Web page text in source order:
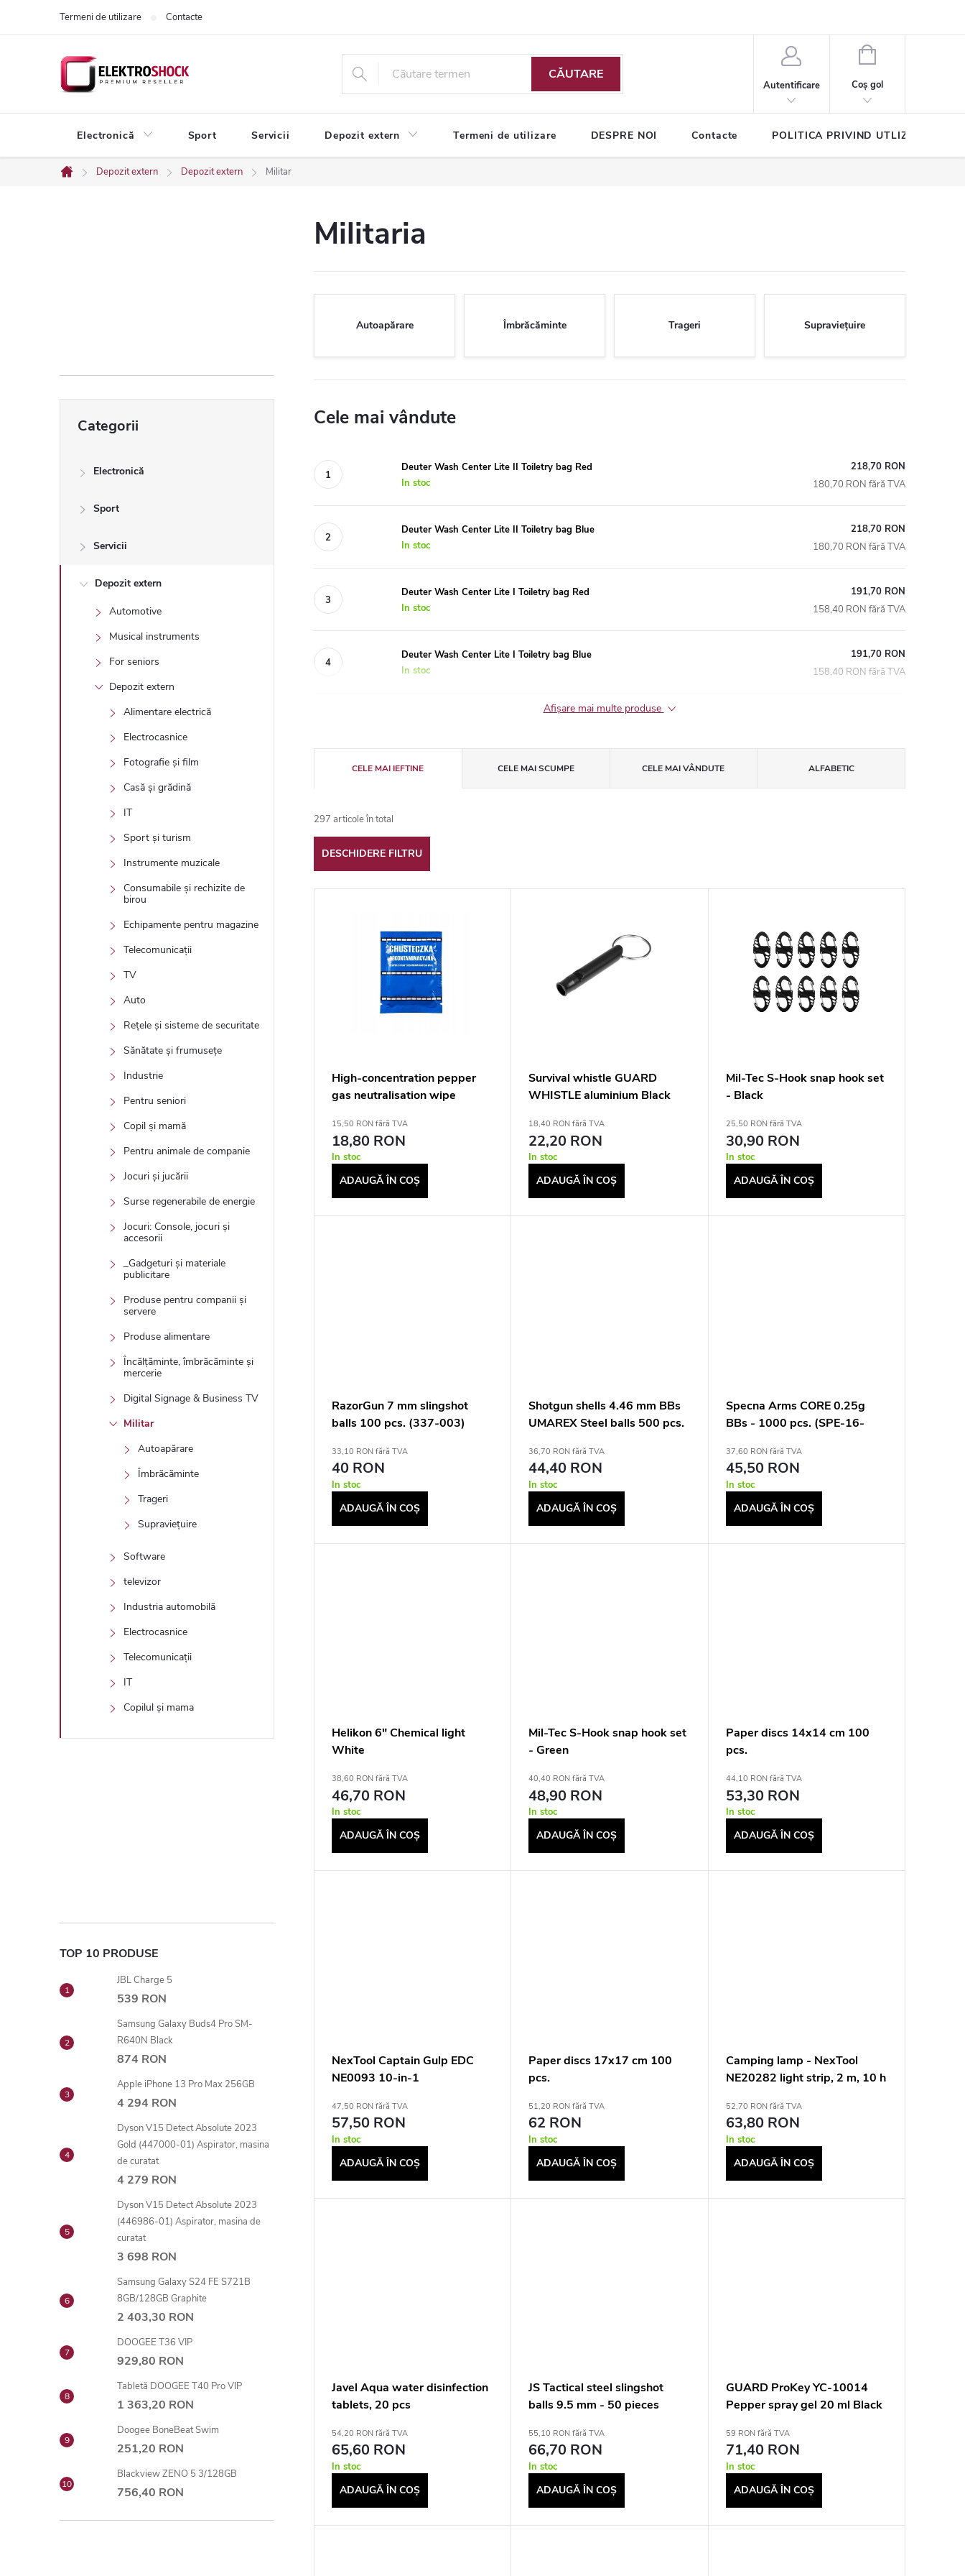
Termeni de utilizare Contacte
CĂUTARE
Autentificare
COŞ
CUMPĂRĂTURI
Coş gol
Electronică Sport Servicii Depozit extern Termeni de utilizare DESPRE NOI Contacte POLITICA PRIVIND UTLIZAREA
Acasă
Depozit extern Depozit extern Militar
l
a
a
pesteCategorii
Electronică
Sport
Servicii
Depozit extern
Automotive
Musical instruments
For seniors
Depozit extern
Alimentare electrică
Electrocasnice
Fotografie și film
Casă și grădină
IT
Sport și turism
Instrumente muzicale
Consumabile și rechizite de
birou
Echipamente pentru magazine
Telecomunicații
TV
Auto
Rețele și sisteme de securitate
Sănătate și frumusețe
Industrie
Pentru seniori
Copil și mamă
Pentru animale de companie
Jocuri și jucării
Surse regenerabile de energie
Jocuri: Console, jocuri și
accesorii
_Gadgeturi și materiale
publicitare
Produse pentru companii și
servere
Produse alimentare
Încălțăminte, îmbrăcăminte și
mercerie
Digital Signage & Business TV
Militar
Autoapărare
Îmbrăcăminte
Trageri
Supraviețuire
Software
televizor
Industria automobilă
Electrocasnice
Telecomunicații
IT
Copilul și mama
TOP 10 PRODUSE
JBL Charge 5
539 RON
Samsung Galaxy Buds4 Pro SM-
R640N Black
874 RON
Apple iPhone 13 Pro Max 256GB
4 294 RON
Dyson V15 Detect Absolute 2023
Gold (447000-01) Aspirator, masina
de curatat
4 279 RON
Dyson V15 Detect Absolute 2023
(446986-01) Aspirator, masina de
curatat
3 698 RON
Samsung Galaxy S24 FE S721B
8GB/128GB Graphite
2 403,30 RON
DOOGEE T36 VIP
929,80 RON
Tabletă DOOGEE T40 Pro VIP
1 363,20 RON
Doogee BoneBeat Swim
251,20 RON
Blackview ZENO 5 3/128GB
756,40 RON
Militaria
Autoapărare Îmbrăcăminte Trageri Supraviețuire
Cele mai vândute
Deuter Wash Center Lite II Toiletry bag Red
In stoc
218,70 RON
180,70 RON fără TVA
Deuter Wash Center Lite II Toiletry bag Blue
In stoc
218,70 RON
180,70 RON fără TVA
Deuter Wash Center Lite I Toiletry bag Red
In stoc
191,70 RON
158,40 RON fără TVA
Deuter Wash Center Lite I Toiletry bag Blue
In stoc
191,70 RON
158,40 RON fără TVA
Afişare mai multe produse
e
l
e
CELE MAI IEFTINE CELE MAI SCUMPE CELE MAI VÂNDUTE ALFABETIC
297 articole în total
DESCHIDERE FILTRU
u
High-concentration pepper
gas neutralisation wipe
15,50 RON fără TVA
18,80 RON
In stoc
ADAUGĂ ÎN COŞ
Survival whistle GUARD
WHISTLE aluminium Black
18,40 RON fără TVA
22,20 RON
In stoc
ADAUGĂ ÎN COŞ
Mil-Tec S-Hook snap hook set
- Black
25,50 RON fără TVA
30,90 RON
In stoc
ADAUGĂ ÎN COŞ
RazorGun 7 mm slingshot
balls 100 pcs. (337-003)
33,10 RON fără TVA
40 RON
In stoc
ADAUGĂ ÎN COŞ
Shotgun shells 4.46 mm BBs
UMAREX Steel balls 500 pcs.
36,70 RON fără TVA
44,40 RON
In stoc
ADAUGĂ ÎN COŞ
Specna Arms CORE 0.25g
BBs - 1000 pcs. (SPE-16-
37,60 RON fără TVA
45,50 RON
In stoc
ADAUGĂ ÎN COŞ
Helikon 6" Chemical light
White
38,60 RON fără TVA
46,70 RON
In stoc
ADAUGĂ ÎN COŞ
Mil-Tec S-Hook snap hook set
- Green
40,40 RON fără TVA
48,90 RON
In stoc
ADAUGĂ ÎN COŞ
Paper discs 14x14 cm 100
pcs.
44,10 RON fără TVA
53,30 RON
In stoc
ADAUGĂ ÎN COŞ
NexTool Captain Gulp EDC
NE0093 10-in-1
47,50 RON fără TVA
57,50 RON
In stoc
ADAUGĂ ÎN COŞ
Paper discs 17x17 cm 100
pcs.
51,20 RON fără TVA
62 RON
In stoc
ADAUGĂ ÎN COŞ
Camping lamp - NexTool
NE20282 light strip, 2 m, 10 h
52,70 RON fără TVA
63,80 RON
In stoc
ADAUGĂ ÎN COŞ
Javel Aqua water disinfection
tablets, 20 pcs
54,20 RON fără TVA
65,60 RON
In stoc
ADAUGĂ ÎN COŞ
JS Tactical steel slingshot
balls 9.5 mm - 50 pieces
55,10 RON fără TVA
66,70 RON
In stoc
ADAUGĂ ÎN COŞ
GUARD ProKey YC-10014
Pepper spray gel 20 ml Black
59 RON fără TVA
71,40 RON
In stoc
ADAUGĂ ÎN COŞ